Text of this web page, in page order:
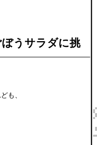
うサラダに挑
も、